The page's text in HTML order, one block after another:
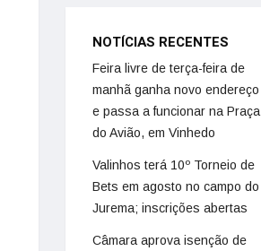
NOTÍCIAS RECENTES
Feira livre de terça-feira de
manhã ganha novo endereço
e passa a funcionar na Praça
do Avião, em Vinhedo
Valinhos terá 10º Torneio de
Bets em agosto no campo do
Jurema; inscrições abertas
Câmara aprova isenção de